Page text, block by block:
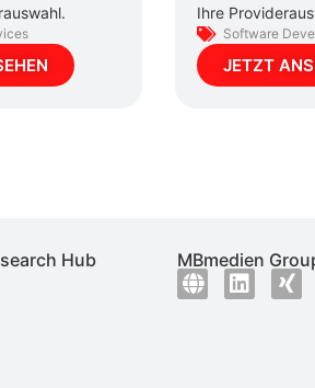
Ihre
Software
JETZT
Hub MBmedien